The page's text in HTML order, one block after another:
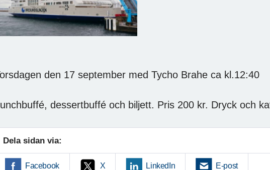
den 17 september med Tycho Brahe ca kl.12:40
dessertbuffé och biljett. Pris 200 kr. Dryck och
Dela sidan via:
Facebook X LinkedIn E-post